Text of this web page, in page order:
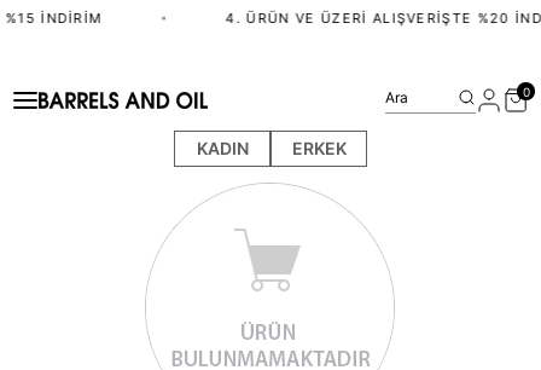
İNDIRIM • 4. ÜRÜN VE ÜZERI ALIŞVERIŞTE %20
KADIN ERKEK
Ara 0